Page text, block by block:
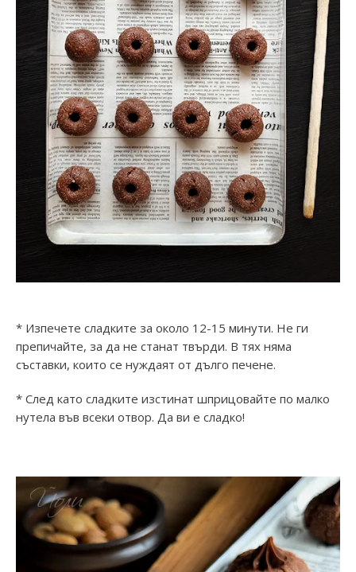
* Изпечете сладките за около 12-15 минути. Не ги
препичайте, за да не станат твърди. В тях няма
съставки, които се нуждаят от дълго печене.
* След като сладките изстинат шприцовайте по малко
нутела във всеки отвор. Да ви е сладко!